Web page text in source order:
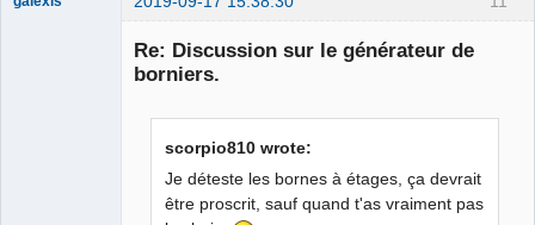
Re: Discussion sur le générateur de
borniers.
scorpio810 wrote:
Je déteste les bornes à étages, ça devrait
être proscrit, sauf quand t'as vraiment pas